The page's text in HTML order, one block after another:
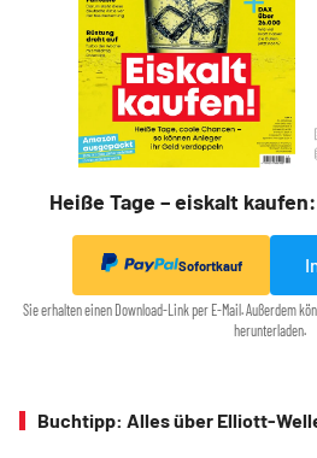
Heiße Tage – eiskalt
Sofortkauf
Sie erhalten einen Download-Link per E-Mail. Außerdem
herunterladen.
Buchtipp: Alles über Elliott-